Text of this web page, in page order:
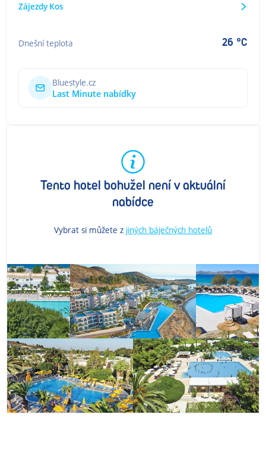
Zájezdy Kos
Dnešní teplota 26 °C
Bluestyle.cz
Last Minute nabídky
Tento hotel bohužel není v aktuální
nabídce
Vybrat si můžete z jiných báječných hotelů